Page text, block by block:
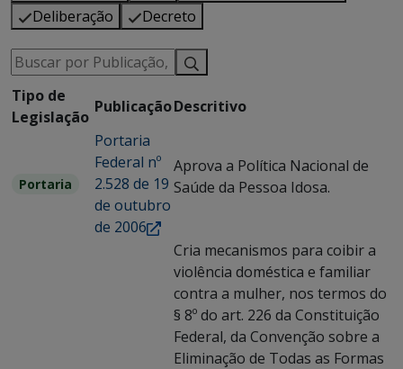
Deliberação
Decreto
Tipo de
Legislação
PublicaçãoDescritivo
Portaria
Portaria
Federal nº
2.528 de 19
de outubro
de 2006
Aprova a Política Nacional de
Saúde da Pessoa Idosa.
Cria mecanismos para coibir a
violência doméstica e familiar
contra a mulher, nos termos do
§ 8º do art. 226 da Constituição
Federal, da Convenção sobre a
Eliminação de Todas as Formas